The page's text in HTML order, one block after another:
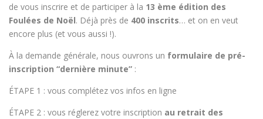
de vous inscrire et de participer à la 13 ème édition des
Foulées de Noël. Déjà près de 400 inscrits… et on en veut
encore plus (et vous aussi !).
À la demande générale, nous ouvrons un formulaire de pré-
inscription “dernière minute” :
ÉTAPE 1 : vous complétez vos infos en ligne
ÉTAPE 2 : vous réglerez votre inscription au retrait des